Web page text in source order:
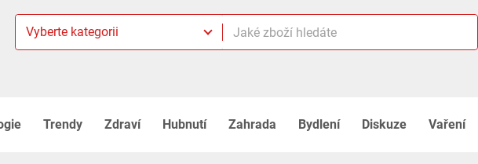
Vyberte kategorii
Trendy Zdraví Hubnutí Zahrada Bydlení Diskuze Vaření